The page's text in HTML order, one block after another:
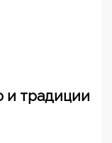
и традиции